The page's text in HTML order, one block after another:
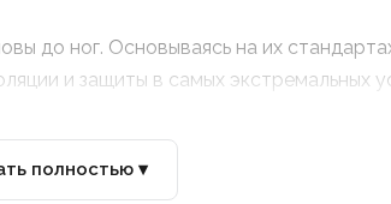
до ног. Основываясь на их
и защиты в самых экстремальных
полностью ▾